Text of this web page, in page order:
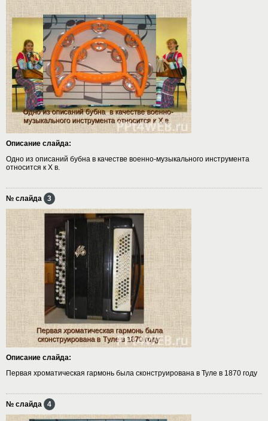
Описание слайда:
Одно из описаний бубна в качестве военно-музыкального инструмента
относится к X в.
№ слайда 3
Описание слайда:
Первая хроматическая гармонь была сконструирована в Туле в 1870 году
№ слайда 4